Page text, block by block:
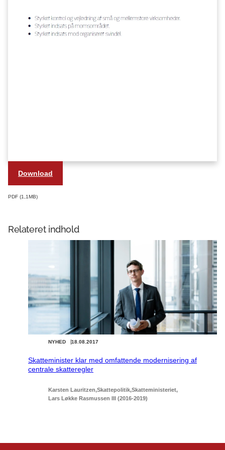
Download
PDF 1,1MB
Relateret indhold
18.08.2017
NYHED
Skatteminister klar med omfattende modernisering af
centrale skatteregler
Karsten Lauritzen Skattepolitik Skatteministeriet
Lars Løkke Rasmussen III (2016-2019)